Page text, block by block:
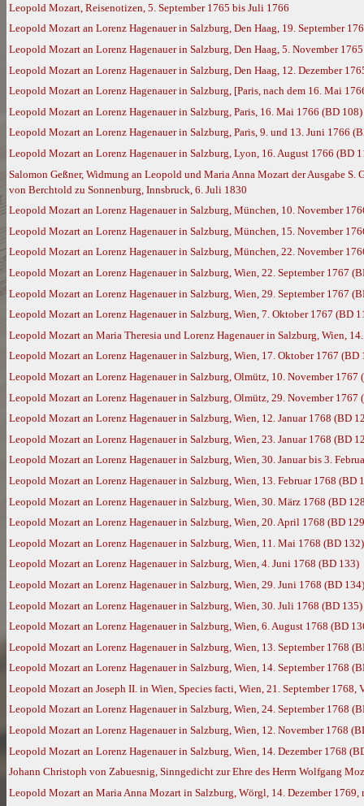
Leopold Mozart, Reisenotizen, 5. September 1765 bis Juli 1766
Leopold Mozart an Lorenz Hagenauer in Salzburg, Den Haag, 19. September
Leopold Mozart an Lorenz Hagenauer in Salzburg, Den Haag, 5. November
Leopold Mozart an Lorenz Hagenauer in Salzburg, Den Haag, 12. Dezember
Leopold Mozart an Lorenz Hagenauer in Salzburg, [Paris, nach dem 16. Mai
Leopold Mozart an Lorenz Hagenauer in Salzburg, Paris, 16. Mai 1766 (BD 108)
Leopold Mozart an Lorenz Hagenauer in Salzburg, Paris, 9. und 13. Juni 1766
Leopold Mozart an Lorenz Hagenauer in Salzburg, Lyon, 16. August 1766 (BD
Salomon Geßner, Widmung an Leopold und Maria Anna Mozart der Ausgabe
von Berchtold zu Sonnenburg, Innsbruck, 6. Juli 1830
Leopold Mozart an Lorenz Hagenauer in Salzburg, München, 10. November
Leopold Mozart an Lorenz Hagenauer in Salzburg, München, 15. November
Leopold Mozart an Lorenz Hagenauer in Salzburg, München, 22. November
Leopold Mozart an Lorenz Hagenauer in Salzburg, Wien, 22. September 1767
Leopold Mozart an Lorenz Hagenauer in Salzburg, Wien, 29. September 1767
Leopold Mozart an Lorenz Hagenauer in Salzburg, Wien, 7. Oktober 1767 (BD
Leopold Mozart an Maria Theresia und Lorenz Hagenauer in Salzburg, Wien,
Leopold Mozart an Lorenz Hagenauer in Salzburg, Wien, 17. Oktober 1767 (BD
Leopold Mozart an Lorenz Hagenauer in Salzburg, Olmütz, 10. November 1767
Leopold Mozart an Lorenz Hagenauer in Salzburg, Olmütz, 29. November 1767
Leopold Mozart an Lorenz Hagenauer in Salzburg, Wien, 12. Januar 1768 (BD
Leopold Mozart an Lorenz Hagenauer in Salzburg, Wien, 23. Januar 1768 (BD
Leopold Mozart an Lorenz Hagenauer in Salzburg, Wien, 30. Januar bis 3.
Leopold Mozart an Lorenz Hagenauer in Salzburg, Wien, 13. Februar 1768 (BD
Leopold Mozart an Lorenz Hagenauer in Salzburg, Wien, 30. März 1768 (BD
Leopold Mozart an Lorenz Hagenauer in Salzburg, Wien, 20. April 1768 (BD
Leopold Mozart an Lorenz Hagenauer in Salzburg, Wien, 11. Mai 1768 (BD 132)
Leopold Mozart an Lorenz Hagenauer in Salzburg, Wien, 4. Juni 1768 (BD 133)
Leopold Mozart an Lorenz Hagenauer in Salzburg, Wien, 29. Juni 1768 (BD 134)
Leopold Mozart an Lorenz Hagenauer in Salzburg, Wien, 30. Juli 1768 (BD 135)
Leopold Mozart an Lorenz Hagenauer in Salzburg, Wien, 6. August 1768 (BD
Leopold Mozart an Lorenz Hagenauer in Salzburg, Wien, 13. September 1768
Leopold Mozart an Lorenz Hagenauer in Salzburg, Wien, 14. September 1768
Leopold Mozart an Joseph II. in Wien, Species facti, Wien, 21. September 1768,
Leopold Mozart an Lorenz Hagenauer in Salzburg, Wien, 24. September 1768
Leopold Mozart an Lorenz Hagenauer in Salzburg, Wien, 12. November 1768
Leopold Mozart an Lorenz Hagenauer in Salzburg, Wien, 14. Dezember 1768
Johann Christoph von Zabuesnig, Sinngedicht zur Ehre des Herrn Wolfgang
Leopold Mozart an Maria Anna Mozart in Salzburg, Wörgl, 14. Dezember